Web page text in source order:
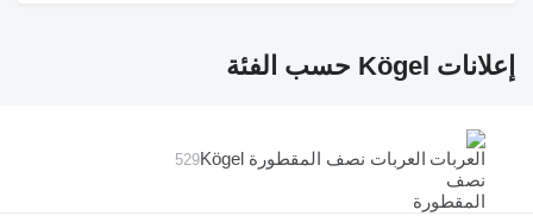
إعلانات Kögel حسب الفئة
العربات نصف المقطورة Kögel 529